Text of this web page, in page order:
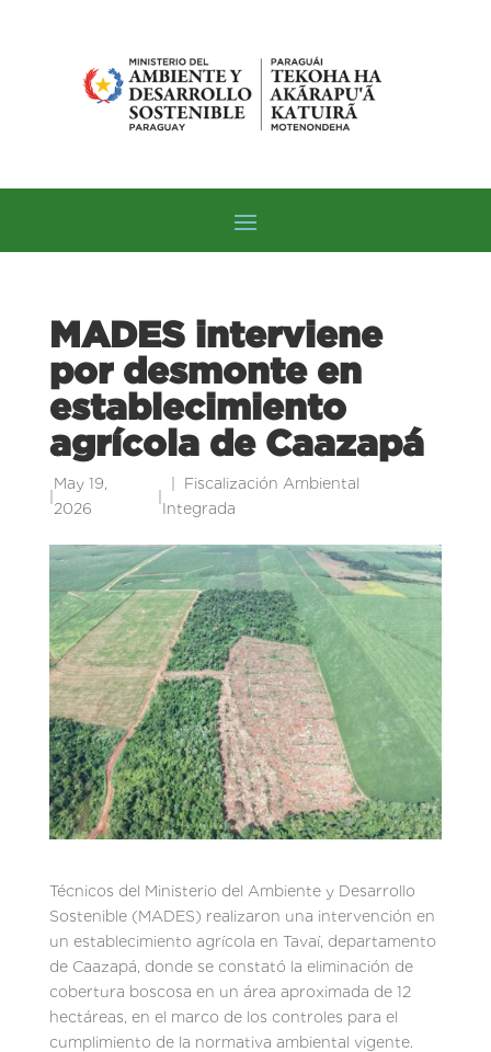
MADES interviene
por desmonte en
establecimiento
agrícola de Caazapá
|
May 19,
2026
|
Fiscalización Ambiental
Integrada
Técnicos del Ministerio del Ambiente y Desarrollo
Sostenible (MADES) realizaron una intervención en
un establecimiento agrícola en Tavaí, departamento
de Caazapá, donde se constató la eliminación de
cobertura boscosa en un área aproximada de 12
hectáreas, en el marco de los controles para el
cumplimiento de la normativa ambiental vigente.